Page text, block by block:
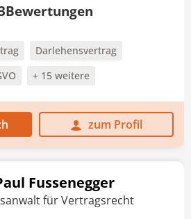
Bewertungen
Darlehensvertrag
+ 15 weitere
zum Profil
Fussenegger
für Vertragsrecht